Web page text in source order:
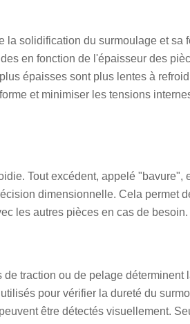
solidification du surmoulage et sa
en fonction de l'épaisseur des
épaisses sont plus lentes à
et minimiser les tensions
Tout excédent, appelé "bavure",
dimensionnelle. Cela permet
les autres pièces en cas de besoin.
traction ou de pelage déterminent
pour vérifier la dureté du
être détectés visuellement.